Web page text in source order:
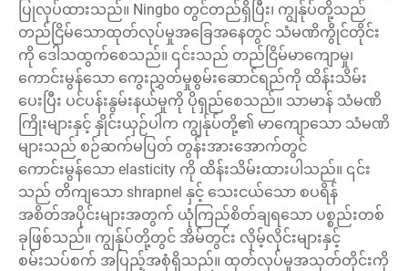
ပြုလုပ်ထားသည်။ Ningbo တွင်တည်ရှိပြီး၊ ကျွန်ုပ်တို့သည်
တည်ငြိမ်သောထုတ်လုပ်မှုအခြေအနေတွင် သံမဏိကွိုင်တိုင်း
ကို ဒေါသထွက်စေသည်။ ၎င်းသည် တည်ငြိမ်မာကျောမှု၊
ကောင်းမွန်သော ကွေးညွှတ်မှုစွမ်းဆောင်ရည်ကို ထိန်းသိမ်း
ပေးပြီး ပင်ပန်းနွမ်းနယ်မှုကို ပိုရှည်စေသည်။ သာမာန် သံမဏိ
ကြိုးများနှင့် နှိုင်းယှဉ်ပါက ကျွန်ုပ်တို့၏ မာကျောသော သံမဏိ
များသည် စဉ်ဆက်မပြတ် တွန်းအားအောက်တွင်
ကောင်းမွန်သော elasticity ကို ထိန်းသိမ်းထားပါသည်။ ၎င်း
သည် တိကျသော shrapnel နှင့် သေးငယ်သော စပရိန်
အစိတ်အပိုင်းများအတွက် ယုံကြည်စိတ်ချရသော ပစ္စည်းတစ်
ခုဖြစ်သည်။ ကျွန်ုပ်တို့တွင် အိမ်တွင်း လှိမ့်လိုင်းများနှင့်
စမ်းသပ်စက် အပြည့်အစုံရှိသည်။ ထုတ်လုပ်မှုအသုတ်တိုင်းကို